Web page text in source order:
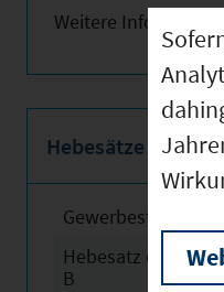
Weitere
Hebesätze
Hebesatz der
B